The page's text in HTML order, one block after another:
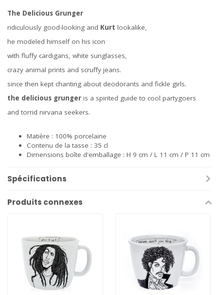
The Delicious Grunger
ridiculously good-looking and Kurt lookalike,
he modeled himself on his icon
with fluffy cardigans, white sunglasses,
crazy animal prints and scruffy jeans.
since then kept chanting about deodorants and fickle girls.
the delicious grunger is a spirited guide to cool partygoers
and torrid nirvana seekers.
Matière : 100% porcelaine
Contenu de la tasse : 35 cl
Dimensions boîte d'emballage : H 9 cm / L 11 cm / P 11 cm
Spécifications
Produits connexes